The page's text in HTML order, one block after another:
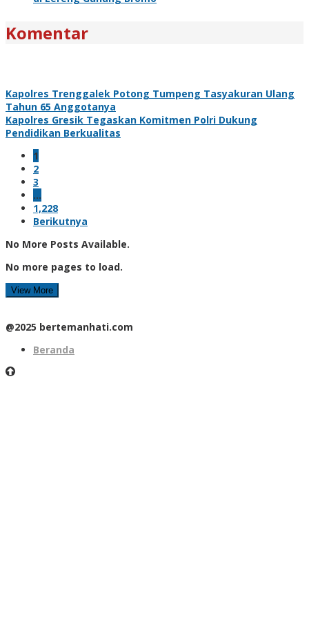
Komentar
Kapolres Trenggalek Potong Tumpeng Tasyakuran Ulang
Tahun 65 Anggotanya
Kapolres Gresik Tegaskan Komitmen Polri Dukung
Pendidikan Berkualitas
1
2
3
…
1,228
Berikutnya
No More Posts Available.
No more pages to load.
View More
@2025 bertemanhati.com
Beranda